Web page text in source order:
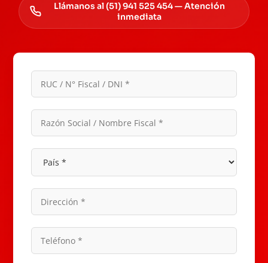
Llámanos al (51) 941 525 454 — Atención
inmediata